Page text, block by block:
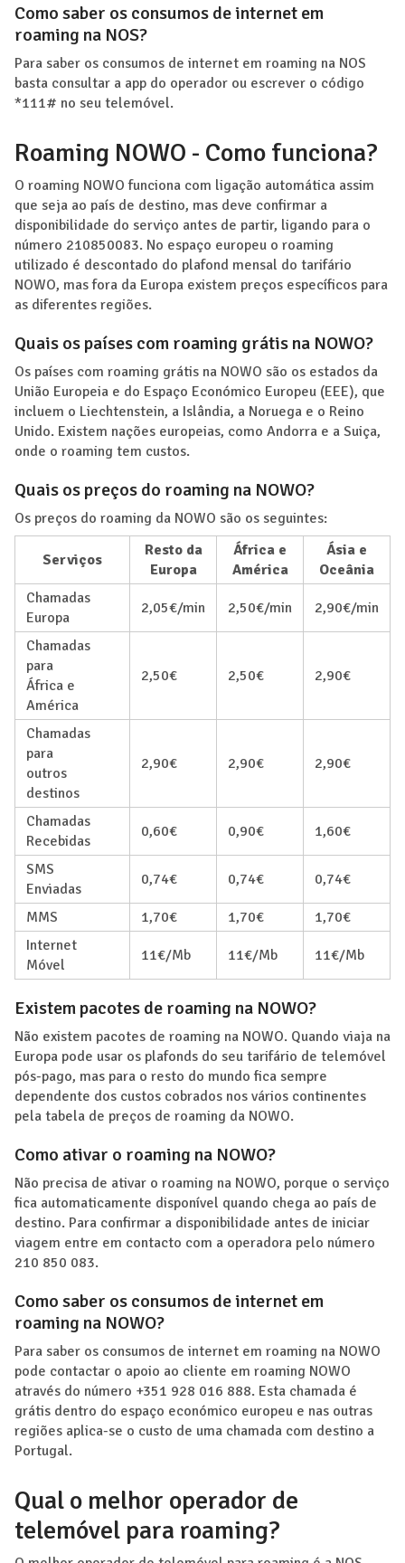
Como saber os consumos de internet em
roaming na NOS?
Para saber os consumos de internet em roaming na NOS
basta consultar a app do operador ou escrever o código
*111# no seu telemóvel.
Roaming NOWO - Como funciona?
O roaming NOWO funciona com ligação automática assim
que seja ao país de destino, mas deve confirmar a
disponibilidade do serviço antes de partir, ligando para o
número 210850083. No espaço europeu o roaming
utilizado é descontado do plafond mensal do tarifário
NOWO, mas fora da Europa existem preços específicos para
as diferentes regiões.
Quais os países com roaming grátis na NOWO?
Os países com roaming grátis na NOWO são os estados da
União Europeia e do Espaço Económico Europeu (EEE), que
incluem o Liechtenstein, a Islândia, a Noruega e o Reino
Unido. Existem nações europeias, como Andorra e a Suiça,
onde o roaming tem custos.
Quais os preços do roaming na NOWO?
Os preços do roaming da NOWO são os seguintes:
Serviços
Resto da
Europa
África e
América
Ásia e
Oceânia
Chamadas
Europa
2,05€/min 2,50€/min 2,90€/min
Chamadas
para
África e
América
2,50€ 2,50€ 2,90€
Chamadas
para
outros
destinos
2,90€ 2,90€ 2,90€
Chamadas
Recebidas
0,60€ 0,90€ 1,60€
SMS
Enviadas
0,74€ 0,74€ 0,74€
MMS 1,70€ 1,70€
1,70€
Internet
Móvel
11€/Mb 11€/Mb 11€/Mb
Existem pacotes de roaming na NOWO?
Não existem pacotes de roaming na NOWO. Quando viaja na
Europa pode usar os plafonds do seu tarifário de telemóvel
pós-pago, mas para o resto do mundo fica sempre
dependente dos custos cobrados nos vários continentes
pela tabela de preços de roaming da NOWO.
Como ativar o roaming na NOWO?
Não precisa de ativar o roaming na NOWO, porque o serviço
fica automaticamente disponível quando chega ao país de
destino. Para confirmar a disponibilidade antes de iniciar
viagem entre em contacto com a operadora pelo número
210 850 083.
Como saber os consumos de internet em
roaming na NOWO?
Para saber os consumos de internet em roaming na NOWO
pode contactar o apoio ao cliente em roaming NOWO
através do número +351 928 016 888. Esta chamada é
grátis dentro do espaço económico europeu e nas outras
regiões aplica-se o custo de uma chamada com destino a
Portugal.
Qual o melhor operador de
telemóvel para roaming?